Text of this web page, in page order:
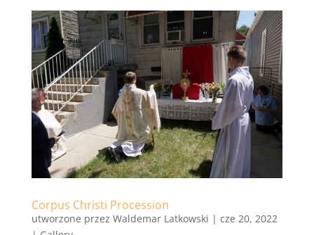
Corpus Christi Procession
utworzone przez Waldemar Latkowski | cze 20, 2022